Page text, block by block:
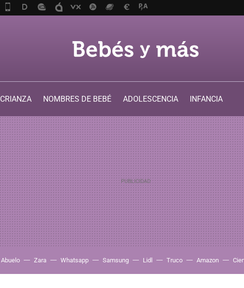
CRIANZA NOMBRES DE BEBÉ ADOLESCENCIA
INFANCIA
Abuelo Zara Whatsapp Samsung Lidl Truco Amazon